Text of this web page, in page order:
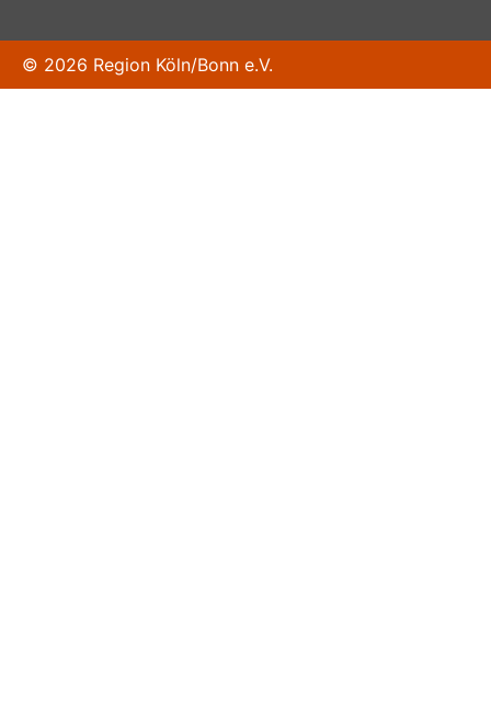
© 2026 Region Köln/Bonn e.V.